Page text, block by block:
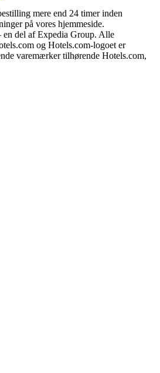
mere end 24 timer inden
på vores hjemmeside.
del af Expedia Group. Alle
og Hotels.com-logoet er
varemærker tilhørende Hotels.com,